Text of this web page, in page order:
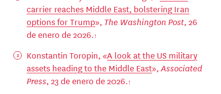
carrier reaches Middle East, bolstering Iran
options for Trump», The Washington Post, 26
de enero de 2026.
Konstantin Toropin, «A look at the US military
assets heading to the Middle East»,Associated
Press, 23 de enero de 2026.